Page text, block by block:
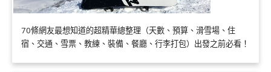
70條網友最想知道的超精華總整理（天數、預算、滑雪場、住
宿、交通、雪票、教練、裝備、餐廳、行李打包）出發之前必看！